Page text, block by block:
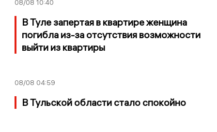
08/08 10:40
В Туле запертая в квартире женщина
погибла из-за отсутствия возможности
выйти из квартиры
08/08 04:59
В Тульской области стало спокойно